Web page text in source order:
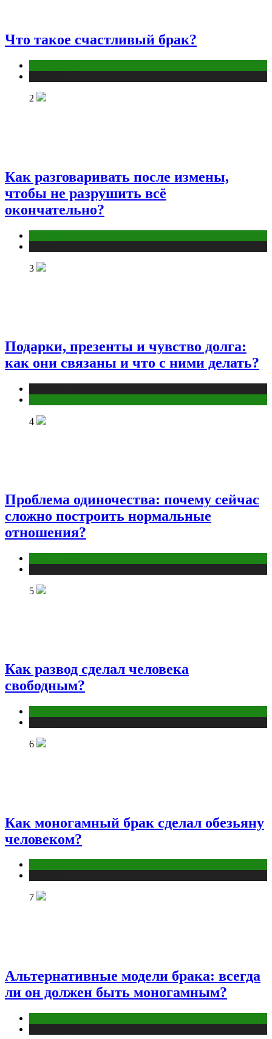
Что такое счастливый брак?
2
Как разговаривать после измены,
чтобы не разрушить всё
окончательно?
3
Подарки, презенты и чувство долга:
как они связаны и что с ними делать?
4
Проблема одиночества: почему сейчас
сложно построить нормальные
отношения?
5
Как развод сделал человека
свободным?
6
Как моногамный брак сделал обезьяну
человеком?
7
Альтернативные модели брака: всегда
ли он должен быть моногамным?